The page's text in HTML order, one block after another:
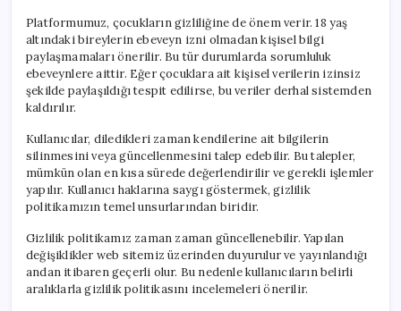
Platformumuz, çocukların gizliliğine de önem verir. 18 yaş
altındaki bireylerin ebeveyn izni olmadan kişisel bilgi
paylaşmamaları önerilir. Bu tür durumlarda sorumluluk
ebeveynlere aittir. Eğer çocuklara ait kişisel verilerin izinsiz
şekilde paylaşıldığı tespit edilirse, bu veriler derhal sistemden
kaldırılır.
Kullanıcılar, diledikleri zaman kendilerine ait bilgilerin
silinmesini veya güncellenmesini talep edebilir. Bu talepler,
mümkün olan en kısa sürede değerlendirilir ve gerekli işlemler
yapılır. Kullanıcı haklarına saygı göstermek, gizlilik
politikamızın temel unsurlarından biridir.
Gizlilik politikamız zaman zaman güncellenebilir. Yapılan
değişiklikler web sitemiz üzerinden duyurulur ve yayınlandığı
andan itibaren geçerli olur. Bu nedenle kullanıcıların belirli
aralıklarla gizlilik politikasını incelemeleri önerilir.